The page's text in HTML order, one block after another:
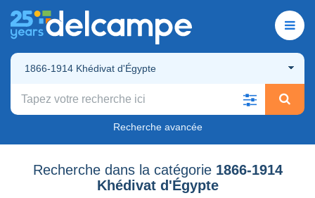
1866-1914 Khédivat d'Égypte
Recherche avancée
Recherche dans la catégorie 1866-1914
Khédivat d'Égypte